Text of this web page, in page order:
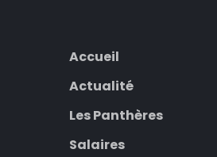
Accueil
Actualité
Les Panthères
Salaires